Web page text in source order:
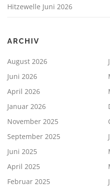
Hitzewelle Juni 2026
ARCHIV
August 2026
Juni 2026
April 2026
Januar 2026
November 2025
September 2025
Juni 2025
April 2025
Februar 2025